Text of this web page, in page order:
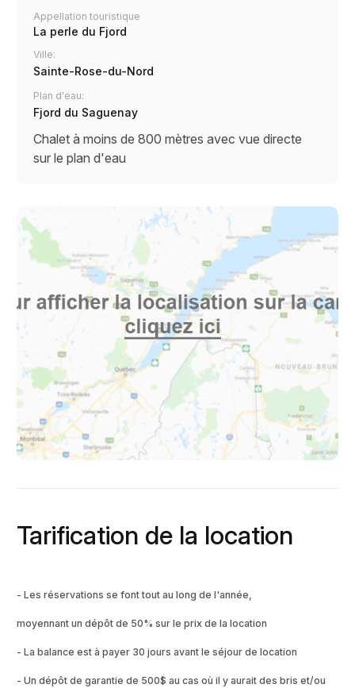
Appellation touristique
La perle du Fjord
Ville:
Sainte-Rose-du-Nord
Plan d'eau:
Fjord du Saguenay
Chalet à moins de 800 mètres avec vue directe
sur le plan d'eau
Tarification de la location
- Les réservations se font tout au long de l'année,
moyennant un dépôt de 50% sur le prix de la location
- La balance est à payer 30 jours avant le séjour de location
- Un dépôt de garantie de 500$ au cas où il y aurait des bris et/ou